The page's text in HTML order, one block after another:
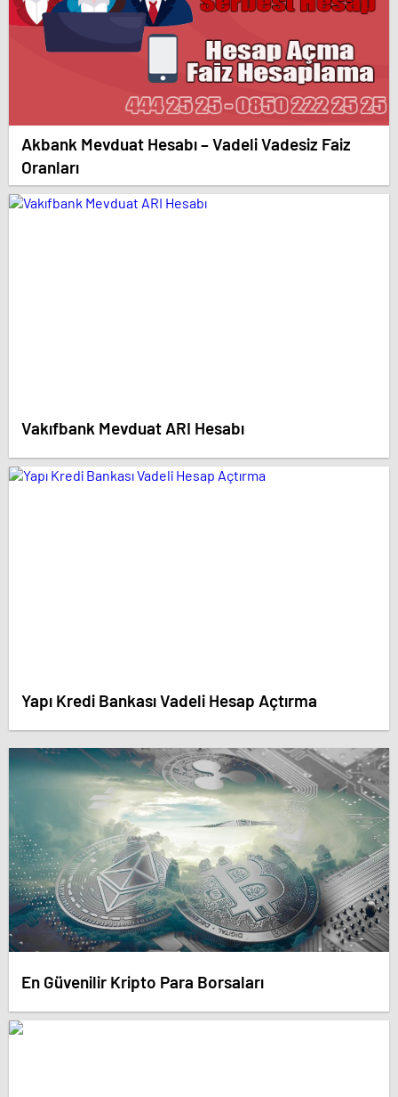
Akbank Mevduat Hesabı – Vadeli Vadesiz Faiz
Oranları
Vakıfbank Mevduat ARI Hesabı
Yapı Kredi Bankası Vadeli Hesap Açtırma
En Güvenilir Kripto Para Borsaları